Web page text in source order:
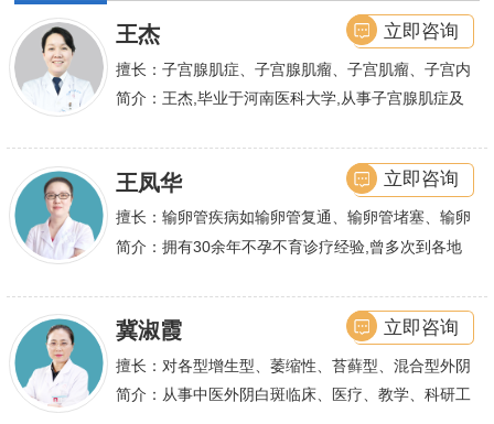
王杰
擅长：子宫腺肌症、子宫腺肌瘤、子宫肌瘤、子宫内
膜异位症等,长年致力于妇科微创手术及显微妇科手
卵管堵塞、输卵管复通、输卵管粘连等女性输卵管性
不孕及子宫性不孕、多囊卵巢等都有丰富诊疗经验
简介：王杰,毕业于河南医科大学,从事子宫腺肌症及
立即咨询
王凤华
擅长：输卵管疾病如输卵管复通、输卵管堵塞、输卵
管积水、输卵管粘连；盆腔粘连、宫腔粘连、多囊卵
简介：拥有30余年不孕不育诊疗经验,曾多次到各地
立即咨询
冀淑霞
擅长：对各型增生型、萎缩性、苔藓型、混合型外阴
白斑的诊治
简介：从事中医外阴白斑临床、医疗、教学、科研工
立即咨询